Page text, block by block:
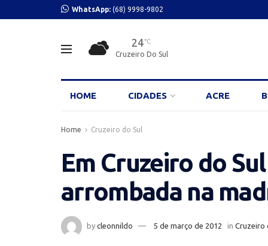
WhatsApp: (68) 9998-9802
24 °C
Cruzeiro Do Sul
HOME CIDADES ACRE
Home Cruzeiro do Sul
Em Cruzeiro do
arrombada na
by cleonnildo 5 de março de 2012 in Cruzeiro